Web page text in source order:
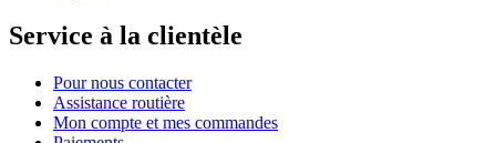
Service à la clientèle
Pour nous contacter
Assistance routière
Mon compte et mes commandes